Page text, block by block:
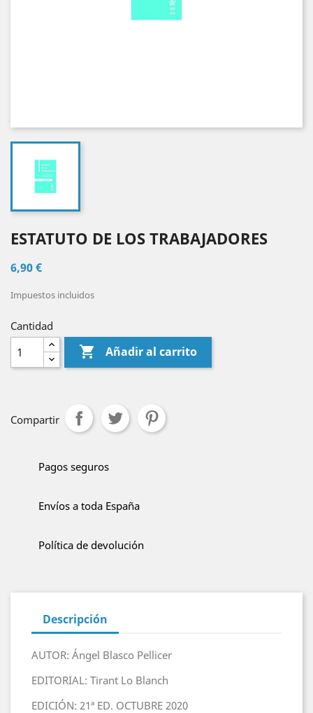
ESTATUTO DE LOS TRABAJADORES
6,90 €
Impuestos incluidos
Cantidad
 Añadir al carrito
Compartir
Pagos seguros
Envíos a toda España
Política de devolución
Descripción
AUTOR: Ángel Blasco Pellicer
EDITORIAL: Tirant Lo Blanch
EDICIÓN: 21ª ED. OCTUBRE 2020